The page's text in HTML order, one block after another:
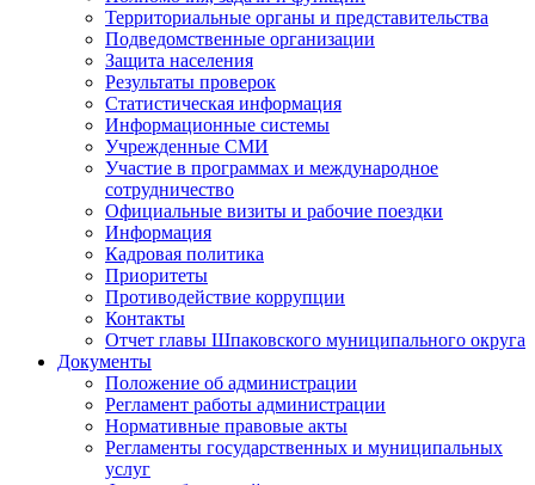
Территориальные органы и представительства
Подведомственные организации
Защита населения
Результаты проверок
Статистическая информация
Информационные системы
Учрежденные СМИ
Участие в программах и международное
сотрудничество
Официальные визиты и рабочие поездки
Информация
Кадровая политика
Приоритеты
Противодействие коррупции
Контакты
Отчет главы Шпаковского муниципального округа
Документы
Положение об администрации
Регламент работы администрации
Нормативные правовые акты
Регламенты государственных и муниципальных
услуг